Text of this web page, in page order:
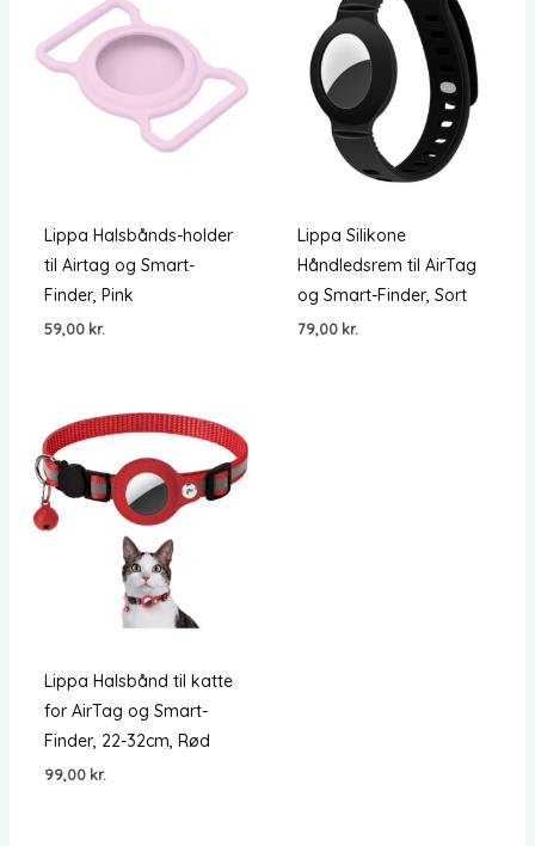
Lippa Halsbånds-holder
til Airtag og Smart-
Finder, Pink
59,00 kr.
Lippa Silikone
Håndledsrem til AirTag
og Smart-Finder, Sort
79,00 kr.
Lippa Halsbånd til katte
for AirTag og Smart-
Finder, 22-32cm, Rød
99,00 kr.